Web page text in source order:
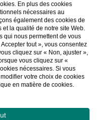
de notre propre
e-Academy.
En plus des cookies
nécessaires au
également des cookies de
la qualité de notre site Web.
qui nous permettent de vous
tout », vous consentez
cliquez sur « Non, ajuster »,
vous cliquez sur «
nécessaires. Si vous
votre choix de cookies
en matière de cookies.